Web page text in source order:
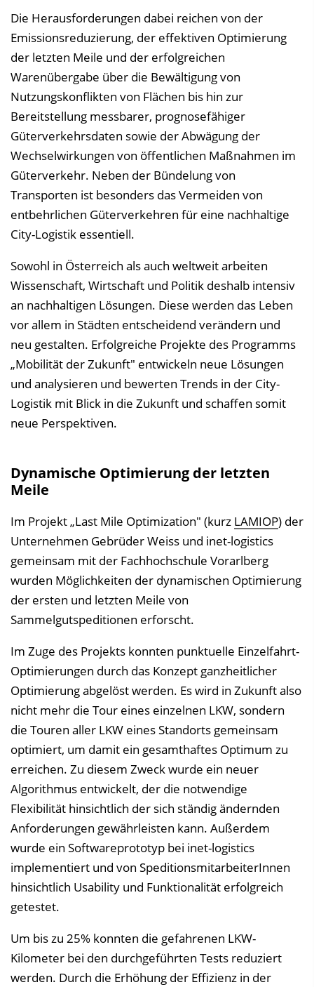
Die Herausforderungen dabei reichen von der
Emissionsreduzierung, der effektiven Optimierung
der letzten Meile und der erfolgreichen
Warenübergabe über die Bewältigung von
Nutzungskonflikten von Flächen bis hin zur
Bereitstellung messbarer, prognosefähiger
Güterverkehrsdaten sowie der Abwägung der
Wechselwirkungen von öffentlichen Maßnahmen im
Güterverkehr. Neben der Bündelung von
Transporten ist besonders das Vermeiden von
entbehrlichen Güterverkehren für eine nachhaltige
City-Logistik essentiell.
Sowohl in Österreich als auch weltweit arbeiten
Wissenschaft, Wirtschaft und Politik deshalb intensiv
an nachhaltigen Lösungen. Diese werden das Leben
vor allem in Städten entscheidend verändern und
neu gestalten. Erfolgreiche Projekte des Programms
„Mobilität der Zukunft" entwickeln neue Lösungen
und analysieren und bewerten Trends in der City-
Logistik mit Blick in die Zukunft und schaffen somit
neue Perspektiven.
Dynamische Optimierung der letzten
Meile
Im Projekt „Last Mile Optimization" (kurz LAMIOP) der
Unternehmen Gebrüder Weiss und inet-logistics
gemeinsam mit der Fachhochschule Vorarlberg
wurden Möglichkeiten der dynamischen Optimierung
der ersten und letzten Meile von
Sammelgutspeditionen erforscht.
Im Zuge des Projekts konnten punktuelle Einzelfahrt-
Optimierungen durch das Konzept ganzheitlicher
Optimierung abgelöst werden. Es wird in Zukunft also
nicht mehr die Tour eines einzelnen LKW, sondern
die Touren aller LKW eines Standorts gemeinsam
optimiert, um damit ein gesamthaftes Optimum zu
erreichen. Zu diesem Zweck wurde ein neuer
Algorithmus entwickelt, der die notwendige
Flexibilität hinsichtlich der sich ständig ändernden
Anforderungen gewährleisten kann. Außerdem
wurde ein Softwareprototyp bei inet-logistics
implementiert und von SpeditionsmitarbeiterInnen
hinsichtlich Usability und Funktionalität erfolgreich
getestet.
Um bis zu 25% konnten die gefahrenen LKW-
Kilometer bei den durchgeführten Tests reduziert
werden. Durch die Erhöhung der Effizienz in der